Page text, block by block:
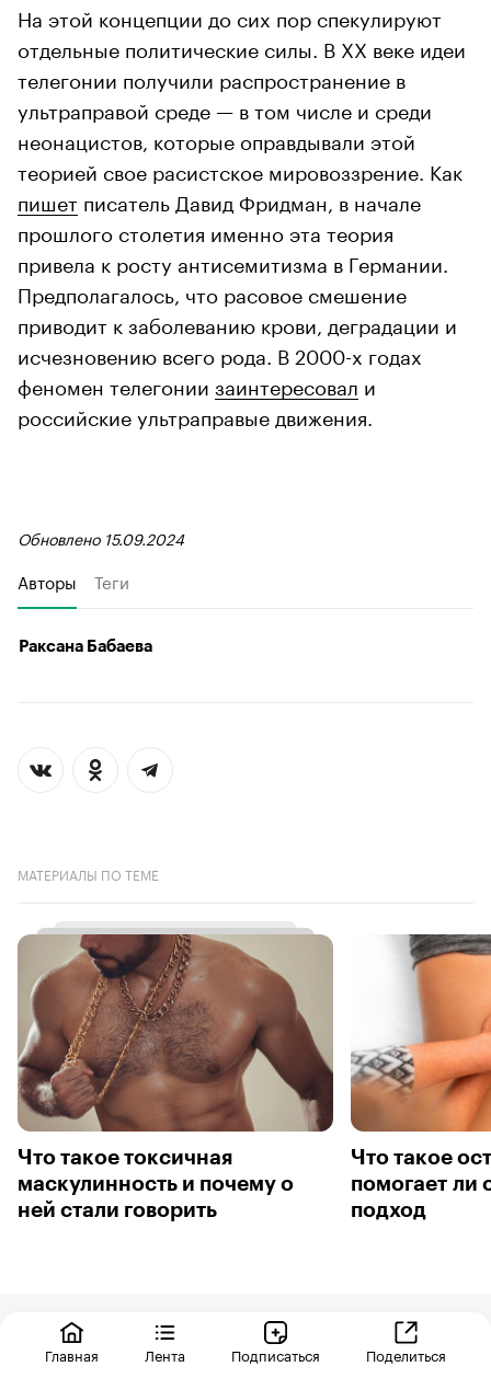
На этой концепции до сих пор спекулируют
отдельные политические силы. В XX веке идеи
телегонии получили распространение в
ультраправой среде — в том числе и среди
неонацистов, которые оправдывали этой
теорией свое расистское мировоззрение. Как
пишет писатель Давид Фридман, в начале
прошлого столетия именно эта теория
привела к росту антисемитизма в Германии.
Предполагалось, что расовое смешение
приводит к заболеванию крови, деградации и
исчезновению всего рода. В 2000-х годах
феномен телегонии заинтересовал и
российские ультраправые движения.
Обновлено 15.09.2024
Авторы Теги
Раксана Бабаева
МАТЕРИАЛЫ ПО ТЕМЕ
Что такое токсичная
маскулинность и почему о
ней стали говорить
Что такое
помогает ли
подход
Помогите нам стать лучше
Пока мы изучаем для вас новые тренды, поделитесь
Главная Лента Подписаться Поделиться